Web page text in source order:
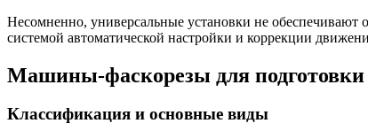
Несомненно, универсальные установки не
системой автоматической настройки и коррекции
Машины-фаскорезы для
Классификация и основные виды